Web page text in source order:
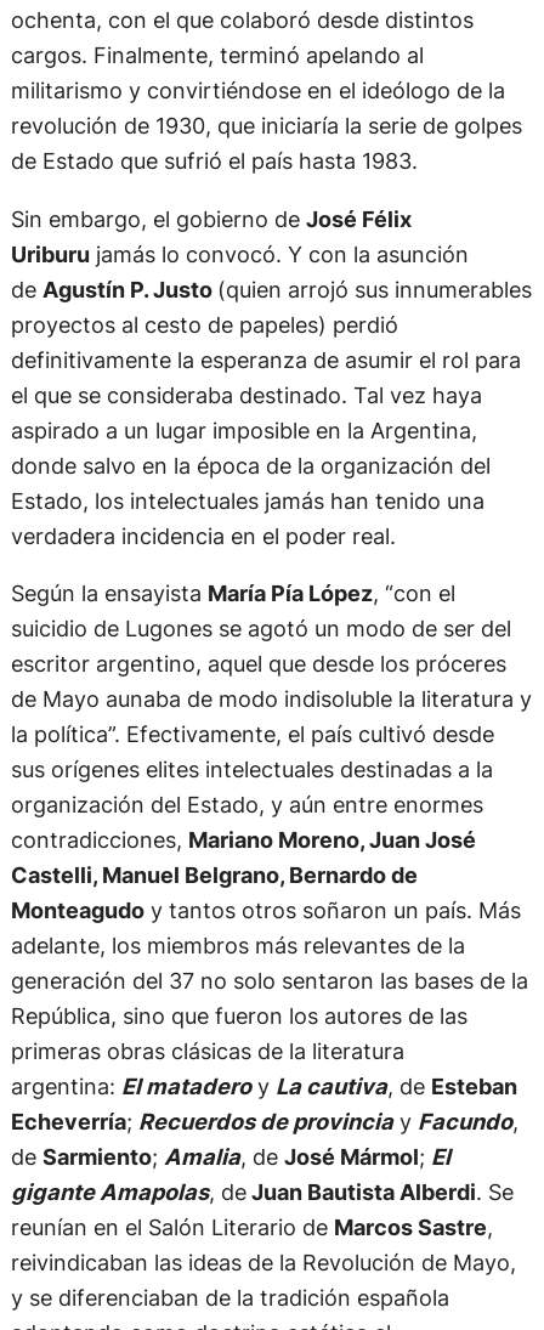
ochenta, con el que colaboró desde distintos
cargos. Finalmente, terminó apelando al
militarismo y convirtiéndose en el ideólogo de la
revolución de 1930, que iniciaría la serie de golpes
de Estado que sufrió el país hasta 1983.
Sin embargo, el gobierno de José Félix
Uriburujamás lo convocó. Y con la asunción
de Agustín P. Justo (quien arrojó sus innumerables
proyectos al cesto de papeles) perdió
definitivamente la esperanza de asumir el rol para
el que se consideraba destinado. Tal vez haya
aspirado a un lugar imposible en la Argentina,
donde salvo en la época de la organización del
Estado, los intelectuales jamás han tenido una
verdadera incidencia en el poder real.
Según la ensayista María Pía López, “con el
suicidio de Lugones se agotó un modo de ser del
escritor argentino, aquel que desde los próceres
de Mayo aunaba de modo indisoluble la literatura y
la política”. Efectivamente, el país cultivó desde
sus orígenes elites intelectuales destinadas a la
organización del Estado, y aún entre enormes
contradicciones, Mariano Moreno, Juan José
Castelli, Manuel Belgrano, Bernardo de
Monteagudoy tantos otros soñaron un país. Más
adelante, los miembros más relevantes de la
generación del 37 no solo sentaron las bases de la
República, sino que fueron los autores de las
primeras obras clásicas de la literatura
argentina: El mataderoy La cautiva, de Esteban
Echeverría; Recuerdos de provinciay Facundo,
de Sarmiento; Amalia, de José Mármol; El
gigante Amapolas, deJuan Bautista Alberdi. Se
reunían en el Salón Literario de Marcos Sastre,
reivindicaban las ideas de la Revolución de Mayo,
y se diferenciaban de la tradición española